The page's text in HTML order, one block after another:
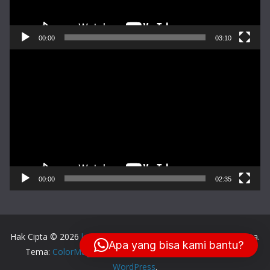
00:00 03:10
00:00 02:35
Hak Cipta © 2026lensa-balikpapan.com. Keseluruhan Hak Cipta.
Tema: ColorMag
oleh ThemeGrill. Dipersembahkan oleh
WordPress.
Apa yang bisa kami bantu?